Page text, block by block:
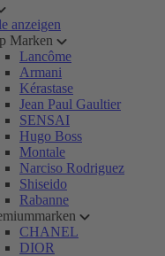
anzeigen
Marken
Lancôme
Armani
Kérastase
Jean Paul Gaultier
SENSAI
Hugo Boss
Montale
Narciso Rodriguez
Shiseido
Rabanne
CHANEL
DIOR